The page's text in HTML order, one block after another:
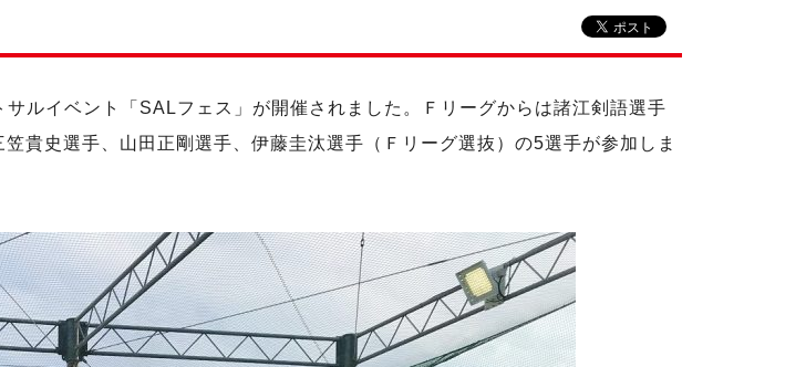
ルイベント「SALフェス」が開催されました。Ｆリーグからは諸江剣語選手
貴史選手、山田正剛選手、伊藤圭汰選手（Ｆリーグ選抜）の5選手が参加しま